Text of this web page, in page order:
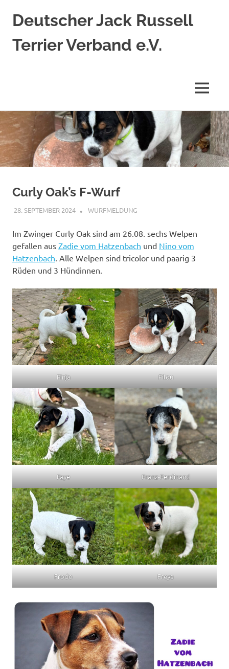
Zum
Inhalt
springen
Deutscher Jack Russell
Terrier Verband e.V.
englischem
Standard
MENÜ
Curly Oak’s F-Wurf
28. SEPTEMBER 2024 WURFMELDUNG
Im Zwinger Curly Oak sind am 26.08. sechs Welpen
gefallen aus Zadie vom Hatzenbach und Nino vom
Hatzenbach . Alle Welpen sind tricolor und paarig 3
Rüden und 3 Hündinnen.
Finja Filou
Faye Franz-Ferdinand
Frodo Freya